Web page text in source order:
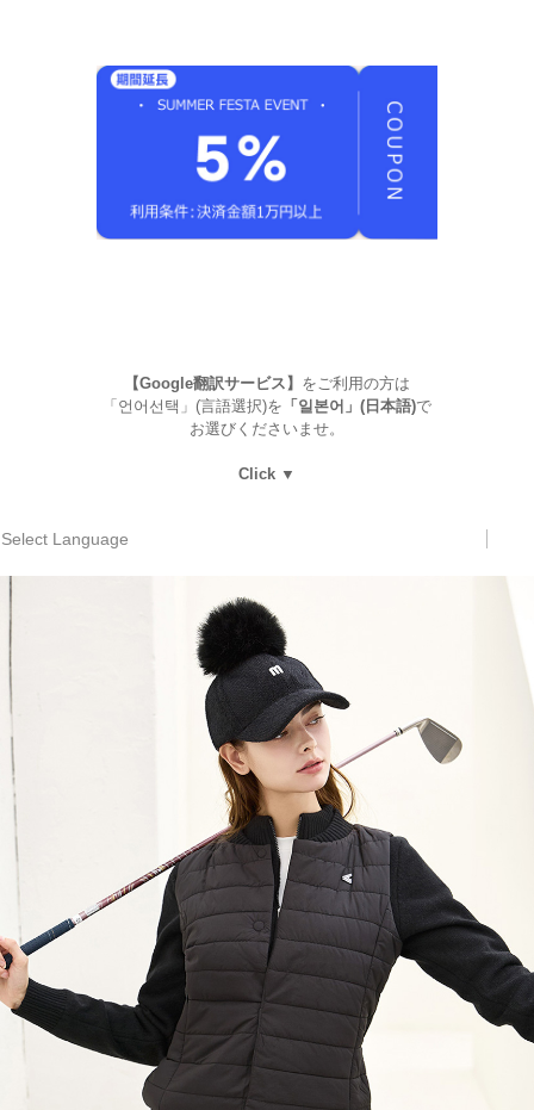
【Google翻訳サービス】 をご利用の方は
「언어선택」(言語選択)を 「일본어」(日本語)で
お選びくださいませ。
Click ▼
Select Language